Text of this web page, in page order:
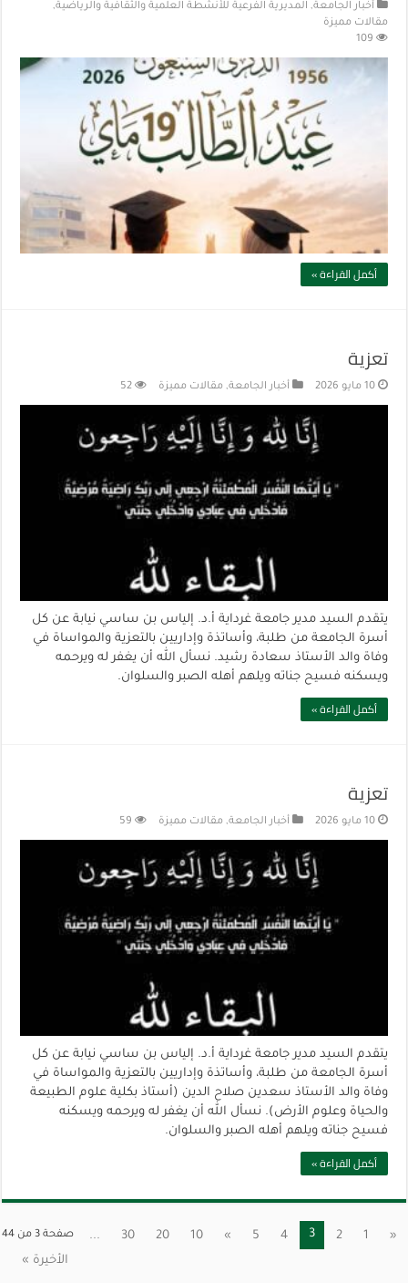
أخبار الجامعة, المديرية الفرعية للأنشطة العلمية والثقافية والرياضية,
مقالات مميزة
109
أكمل القراءة »
تعزية
10 مايو 2026 أخبار الجامعة, مقالات مميزة 52
يتقدم السيد مدير جامعة غرداية أ.د. إلياس بن ساسي نيابة عن كل
أسرة الجامعة من طلبة، وأساتذة وإداريين بالتعزية والمواساة في
وفاة والد الأستاذ سعادة رشيد. نسأل الله أن يغفر له ويرحمه
ويسكنه فسيح جناته ويلهم أهله الصبر والسلوان.
أكمل القراءة »
تعزية
10 مايو 2026 أخبار الجامعة, مقالات مميزة 59
يتقدم السيد مدير جامعة غرداية أ.د. إلياس بن ساسي نيابة عن كل
أسرة الجامعة من طلبة، وأساتذة وإداريين بالتعزية والمواساة في
وفاة والد الأستاذ سعدين صلاح الدين (أستاذ بكلية علوم الطبيعة
والحياة وعلوم الأرض). نسأل الله أن يغفر له ويرحمه ويسكنه
فسيح جناته ويلهم أهله الصبر والسلوان.
أكمل القراءة »
صفحة 3 من 44 «
1
2
3
4
5
»
10
20
30
...
الأخيرة »